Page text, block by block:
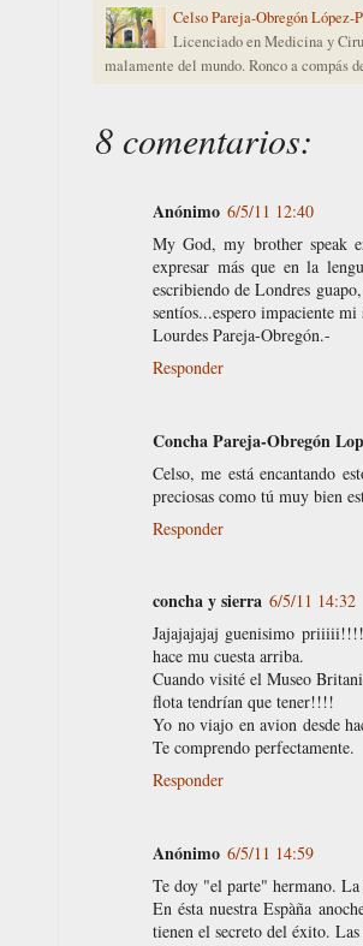
Celso Pareja-Obregón López-
Licenciado en Medicina y
malamente del mundo. Ronco a compás
8 comentarios:
Anónimo 6/5/11 12:40
My God, my brother speak
expresar más que en la
escribiendo de Londres
sentíos...espero impaciente
Lourdes Pareja-Obregón.-
Responder
Concha Pareja-Obregón
Celso, me está encantando
preciosas como tú muy bien
Responder
concha y sierra 6/5/11 14:32
Jajajajajaj guenisimo
hace mu cuesta arriba.
Cuando visité el Museo
flota tendrían que tener!!!!
Yo no viajo en avion desde
Te comprendo perfectamente.
Responder
Anónimo 6/5/11 14:59
Te doy "el parte" hermano.
En ésta nuestra Espàña
tienen el secreto del éxito. Las